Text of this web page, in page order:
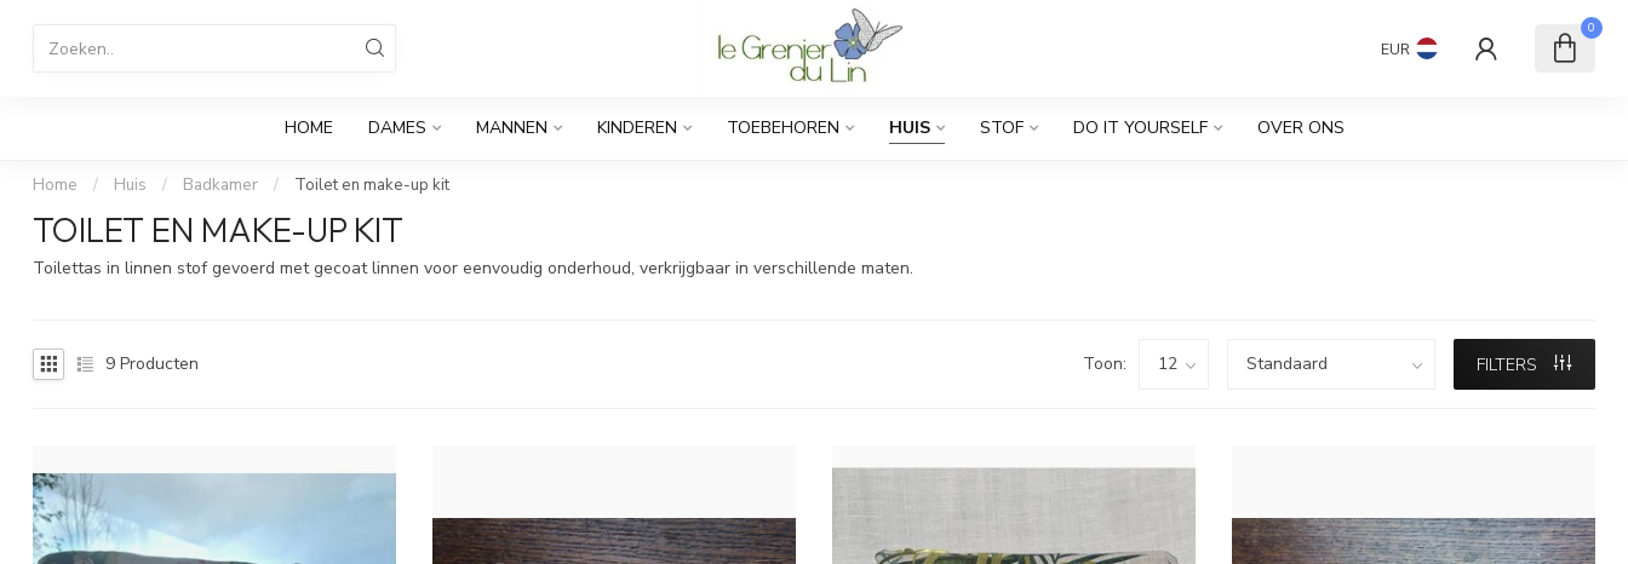
EUR
0
HOME DAMES MANNEN KINDEREN TOEBEHOREN HUIS STOF DO IT YOURSELF OVER ONS
Home / Huis / Badkamer / Toilet en make-up kit
TOILET EN MAKE-UP KIT
Toilettas in linnen stof gevoerd met gecoat linnen voor eenvoudig onderhoud, verkrijgbaar in verschillende maten.
9 Producten Toon: FILTERS